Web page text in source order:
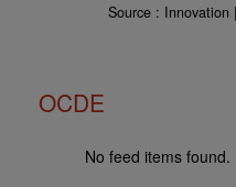
Source : Innovation
OCDE
No feed items found.